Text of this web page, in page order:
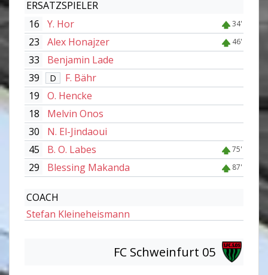
ERSATZSPIELER
16
Y. Hor 34'
23 Alex Honajzer 46'
33
Benjamin Lade
39
D
F. Bähr
19
O. Hencke
18
Melvin Onos
30
N. El-Jindaoui
45
B. O. Labes 75'
29 Blessing Makanda 87'
COACH
Stefan Kleineheismann
FC Schweinfurt 05